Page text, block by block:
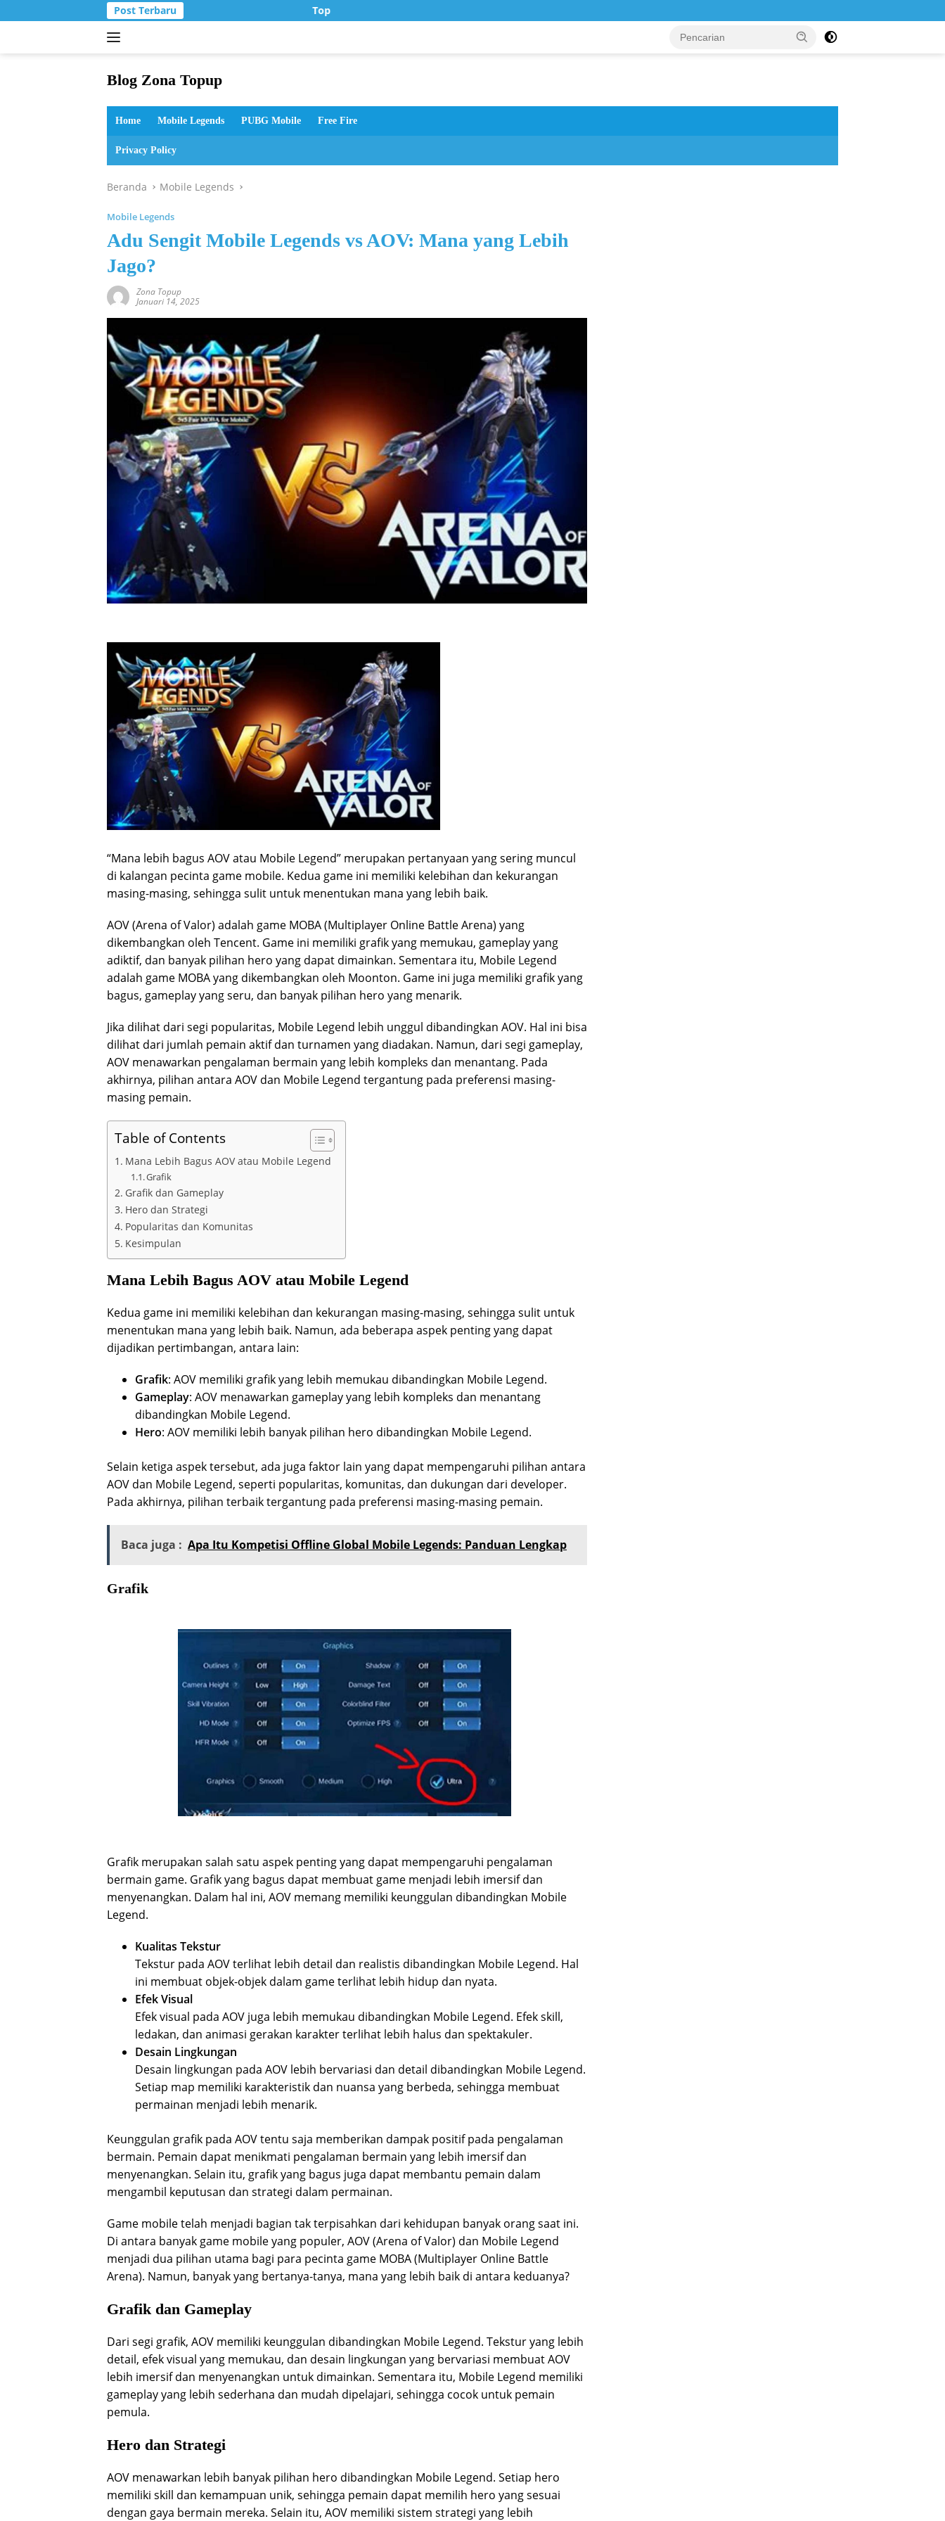
ke
Post Terbaru Top Up Murah di Zona Topup
Blog Zona Topup
dan
bermain
Home Mobile Legends PUBG Mobile Free Fire
Privacy Policy
Beranda Mobile Legends
Mobile Legends
Adu Sengit Mobile Legends vs AOV: Mana yang Lebih
Jago?
Zona Topup
Januari 14, 2025
“Mana lebih bagus AOV atau Mobile Legend” merupakan pertanyaan yang sering muncul
di kalangan pecinta game mobile. Kedua game ini memiliki kelebihan dan kekurangan
masing-masing, sehingga sulit untuk menentukan mana yang lebih baik.
AOV (Arena of Valor) adalah game MOBA (Multiplayer Online Battle Arena) yang
dikembangkan oleh Tencent. Game ini memiliki grafik yang memukau, gameplay yang
adiktif, dan banyak pilihan hero yang dapat dimainkan. Sementara itu, Mobile Legend
adalah game MOBA yang dikembangkan oleh Moonton. Game ini juga memiliki grafik yang
bagus, gameplay yang seru, dan banyak pilihan hero yang menarik.
Jika dilihat dari segi popularitas, Mobile Legend lebih unggul dibandingkan AOV. Hal ini bisa
dilihat dari jumlah pemain aktif dan turnamen yang diadakan. Namun, dari segi gameplay,
AOV menawarkan pengalaman bermain yang lebih kompleks dan menantang. Pada
akhirnya, pilihan antara AOV dan Mobile Legend tergantung pada preferensi masing-
masing pemain.
Table of Contents
Mana Lebih Bagus AOV atau Mobile Legend
Grafik
Grafik dan Gameplay
Hero dan Strategi
Popularitas dan Komunitas
Kesimpulan
Mana Lebih Bagus AOV atau Mobile Legend
Kedua game ini memiliki kelebihan dan kekurangan masing-masing, sehingga sulit untuk
menentukan mana yang lebih baik. Namun, ada beberapa aspek penting yang dapat
dijadikan pertimbangan, antara lain:
Grafik: AOV memiliki grafik yang lebih memukau dibandingkan Mobile Legend.
Gameplay: AOV menawarkan gameplay yang lebih kompleks dan menantang
dibandingkan Mobile Legend.
Hero: AOV memiliki lebih banyak pilihan hero dibandingkan Mobile Legend.
Selain ketiga aspek tersebut, ada juga faktor lain yang dapat mempengaruhi pilihan antara
AOV dan Mobile Legend, seperti popularitas, komunitas, dan dukungan dari developer.
Pada akhirnya, pilihan terbaik tergantung pada preferensi masing-masing pemain.
Baca juga : Apa Itu Kompetisi Offline Global Mobile Legends: Panduan Lengkap
Grafik
Grafik merupakan salah satu aspek penting yang dapat mempengaruhi pengalaman
bermain game. Grafik yang bagus dapat membuat game menjadi lebih imersif dan
menyenangkan. Dalam hal ini, AOV memang memiliki keunggulan dibandingkan Mobile
Legend.
Kualitas Tekstur
Tekstur pada AOV terlihat lebih detail dan realistis dibandingkan Mobile Legend. Hal
ini membuat objek-objek dalam game terlihat lebih hidup dan nyata.
Efek Visual
Efek visual pada AOV juga lebih memukau dibandingkan Mobile Legend. Efek skill,
ledakan, dan animasi gerakan karakter terlihat lebih halus dan spektakuler.
Desain Lingkungan
Desain lingkungan pada AOV lebih bervariasi dan detail dibandingkan Mobile Legend.
Setiap map memiliki karakteristik dan nuansa yang berbeda, sehingga membuat
permainan menjadi lebih menarik.
Keunggulan grafik pada AOV tentu saja memberikan dampak positif pada pengalaman
bermain. Pemain dapat menikmati pengalaman bermain yang lebih imersif dan
menyenangkan. Selain itu, grafik yang bagus juga dapat membantu pemain dalam
mengambil keputusan dan strategi dalam permainan.
Game mobile telah menjadi bagian tak terpisahkan dari kehidupan banyak orang saat ini.
Di antara banyak game mobile yang populer, AOV (Arena of Valor) dan Mobile Legend
menjadi dua pilihan utama bagi para pecinta game MOBA (Multiplayer Online Battle
Arena). Namun, banyak yang bertanya-tanya, mana yang lebih baik di antara keduanya?
Grafik dan Gameplay
Dari segi grafik, AOV memiliki keunggulan dibandingkan Mobile Legend. Tekstur yang lebih
detail, efek visual yang memukau, dan desain lingkungan yang bervariasi membuat AOV
lebih imersif dan menyenangkan untuk dimainkan. Sementara itu, Mobile Legend memiliki
gameplay yang lebih sederhana dan mudah dipelajari, sehingga cocok untuk pemain
pemula.
Hero dan Strategi
AOV menawarkan lebih banyak pilihan hero dibandingkan Mobile Legend. Setiap hero
memiliki skill dan kemampuan unik, sehingga pemain dapat memilih hero yang sesuai
dengan gaya bermain mereka. Selain itu, AOV memiliki sistem strategi yang lebih